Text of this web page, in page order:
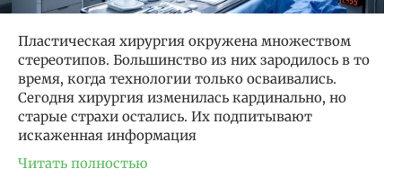
Пластическая хирургия окружена множеством
стереотипов. Большинство из них зародилось в то
время, когда технологии только осваивались.
Сегодня хирургия изменилась кардинально, но
старые страхи остались. Их подпитывают
искаженная информация
Читать полностью